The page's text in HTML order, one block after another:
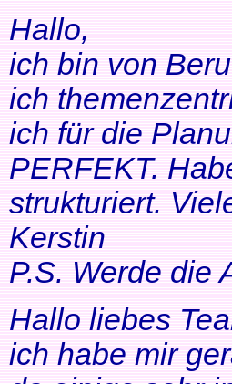
Hallo,
ich bin von
ich
ich für die
PERFEKT.
strukturiert.
Kerstin
P.S. Werde die
Hallo liebes
ich habe mir